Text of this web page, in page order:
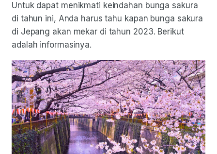
Untuk dapat menikmati keindahan bunga sakura
di tahun ini, Anda harus tahu kapan bunga sakura
di Jepang akan mekar di tahun 2023. Berikut
adalah informasinya.